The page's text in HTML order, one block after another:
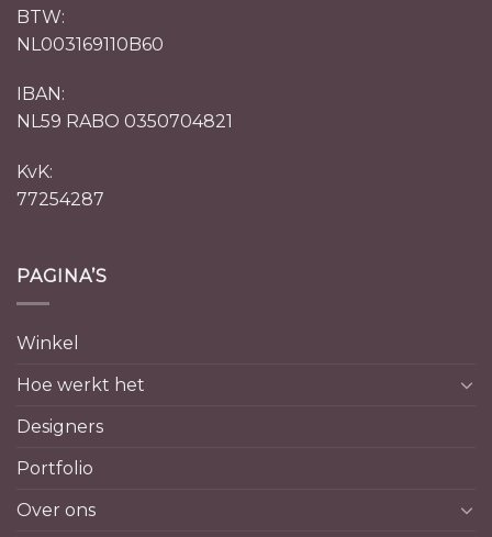
BTW:
NL003169110B60
IBAN:
NL59 RABO 0350704821
KvK:
77254287
PAGINA’S
Winkel
Hoe werkt het
Designers
Portfolio
Over ons